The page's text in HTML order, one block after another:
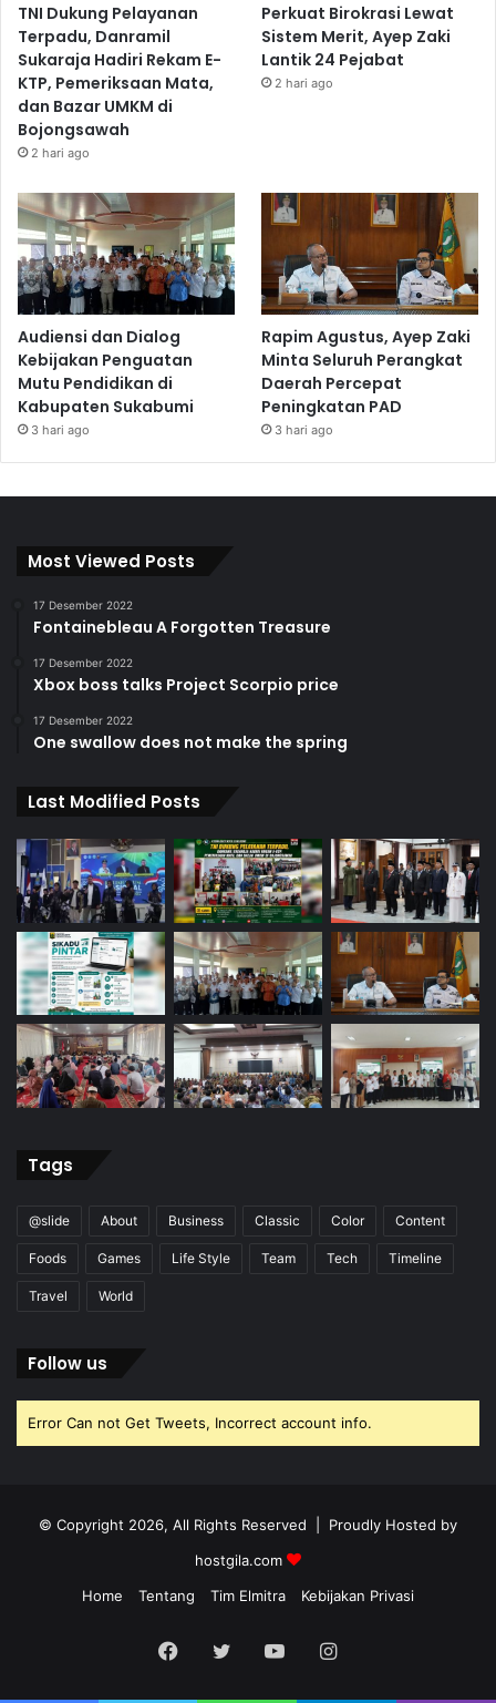
TNI Dukung Pelayanan
Terpadu, Danramil
Sukaraja Hadiri Rekam E-
KTP, Pemeriksaan Mata,
dan Bazar UMKM di
Bojongsawah
2 hari ago
Perkuat Birokrasi Lewat
Sistem Merit, Ayep Zaki
Lantik 24 Pejabat
2 hari ago
Audiensi dan Dialog
Kebijakan Penguatan
Mutu Pendidikan di
Kabupaten Sukabumi
3 hari ago
Rapim Agustus, Ayep Zaki
Minta Seluruh Perangkat
Daerah Percepat
Peningkatan PAD
3 hari ago
Most Viewed Posts
17 Desember 2022
Fontainebleau A Forgotten Treasure
17 Desember 2022
Xbox boss talks Project Scorpio price
17 Desember 2022
One swallow does not make the spring
Last Modified Posts
Tags
@slide About Business Classic Color Content
Foods Games Life Style Team Tech Timeline
Travel World
Follow us
Error Can not Get Tweets, Incorrect account info.
© Copyright 2026, All Rights Reserved | Proudly Hosted by
hostgila.com
Home
Tentang Tim Elmitra Kebijakan Privasi
Facebook
TwitterYouTubeInstagram